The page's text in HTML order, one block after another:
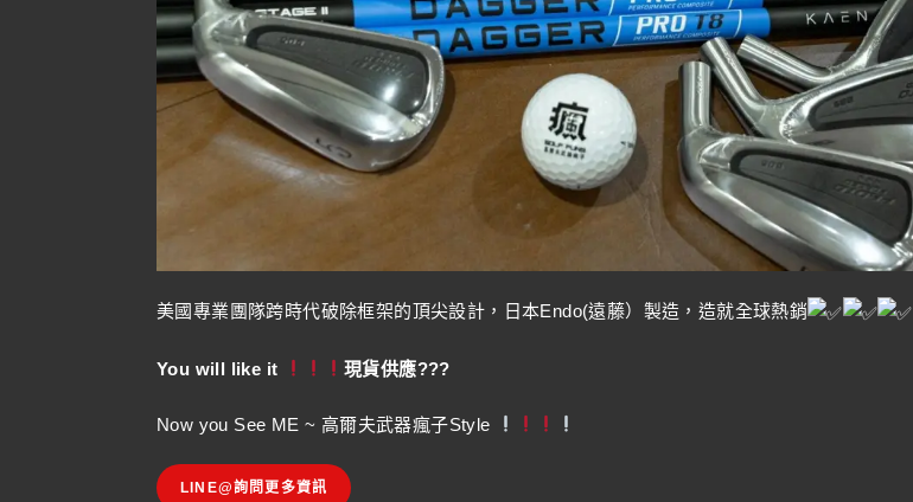
美國專業團隊跨時代破除框架的頂尖設計，日本Endo(遠藤）製造，造就全球熱銷
You will like it 現貨供應???
Now you See ME ~ 高爾夫武器瘋子Style
LINE@詢問更多資訊